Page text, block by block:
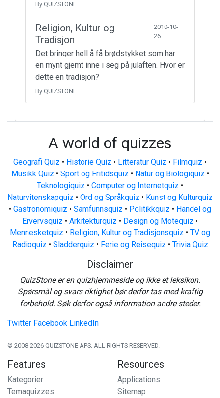
By QUIZSTONE
Religion, Kultur og
Tradisjon
2010-10-
26
Det bringer hell å få brødstykket som har
en mynt gjemt inne i seg på julaften. Hvor er
dette en tradisjon?
By QUIZSTONE
A world of quizzes
Geografi Quiz • Historie Quiz • Litteratur Quiz • Filmquiz •
Musikk Quiz • Sport og Fritidsquiz • Natur og Biologiquiz •
Teknologiquiz • Computer og Internetquiz •
Naturvitenskapquiz • Ord og Språkquiz • Kunst og Kulturquiz
• Gastronomiquiz • Samfunnsquiz • Politikkquiz • Handel og
Ervervsquiz • Arkitekturquiz • Design og Motequiz •
Mennesketquiz • Religion, Kultur og Tradisjonsquiz • TV og
Radioquiz • Sladderquiz • Ferie og Reisequiz • Trivia Quiz
Disclaimer
QuizStone er en quizhjemmeside og ikke et leksikon.
Spørsmål og svars riktighet bør derfor tas med kraftig
forbehold. Søk derfor også information andre steder.
Twitter Facebook LinkedIn
© 2008-2026 QUIZSTONE APS. ALL RIGHTS RESERVED.
Features
Kategorier
Temaquizzes
Resources
Applications
Sitemap